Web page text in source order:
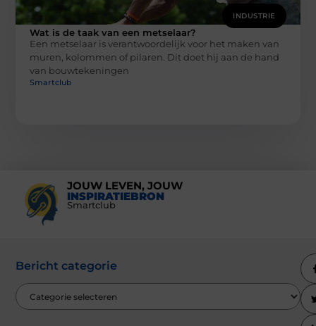
INDUSTRIE
Wat is de taak van een metselaar?
Een metselaar is verantwoordelijk voor het maken van
muren, kolommen of pilaren. Dit doet hij aan de hand
van bouwtekeningen
Smartclub
JOUW LEVEN, JOUW
INSPIRATIEBRON
Smartclub
Bericht categorie